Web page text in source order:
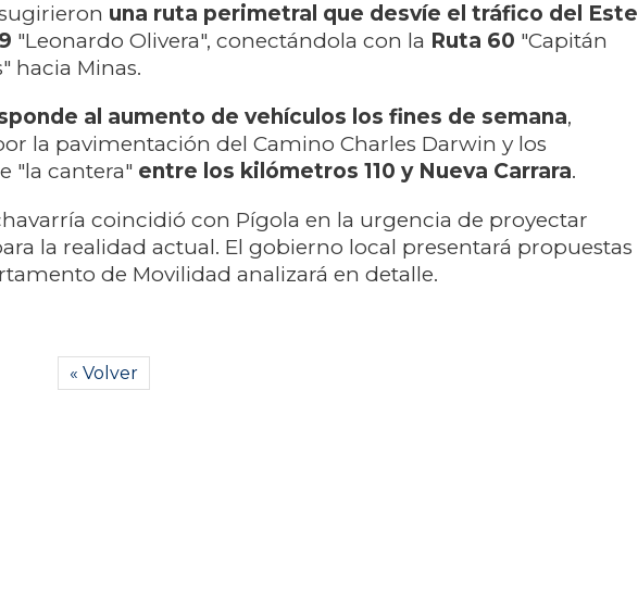
una ruta perimetral que desvíe el tráfico del Este
"Leonardo Olivera", conectándola con la Ruta 60 "Capitán
hacia Minas.
al aumento de vehículos los fines de semana,
la pavimentación del Camino Charles Darwin y los
"la cantera" entre los kilómetros 110 y Nueva Carrara.
coincidió con Pígola en la urgencia de proyectar
la realidad actual. El gobierno local presentará propuestas
de Movilidad analizará en detalle.
« Volver